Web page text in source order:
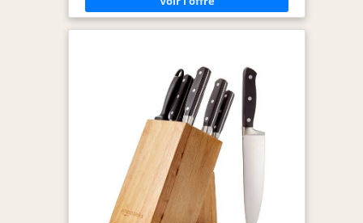
couteau de cuisine, 1x couteau utilitaire, 1x
tâches quotidiennes en cuisine. LAMES
ANTIADHÉSIVES - Les lames en acier inoxydable
sont revêtues d'un revêtement antiadhésif et
antibactérien pour plus de confort et une
résistance accrue à la corrosion, leur donnant une
finition mate unique. POIGNÉES ERGONOMIQUES -
Poignées ergonomiques pour une prise équilibrée
et confortable. Les poignées noires soft-touch
donnent un look contemporain en combinaison
avec les lames de couteau noires mates.